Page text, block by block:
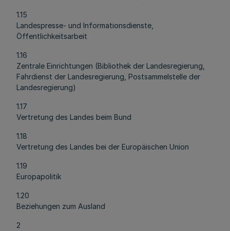
1.15
Landespresse- und Informationsdienste,
Öffentlichkeitsarbeit
1.16
Zentrale Einrichtungen (Bibliothek der Landesregierung,
Fahrdienst der Landesregierung, Postsammelstelle der
Landesregierung)
1.17
Vertretung des Landes beim Bund
1.18
Vertretung des Landes bei der Europäischen Union
1.19
Europapolitik
1.20
Beziehungen zum Ausland
2